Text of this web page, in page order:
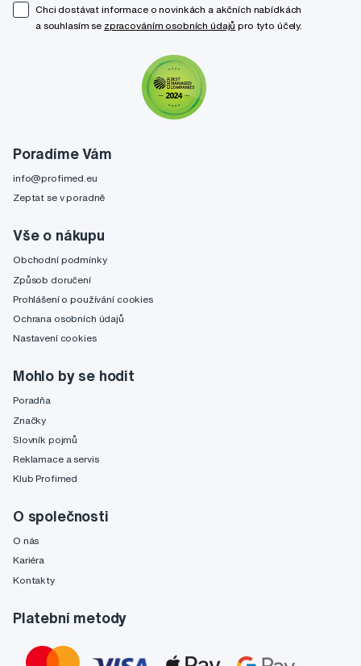
Poradíme Vám
info@profimed.eu
Zeptat se v poradně
Vše o nákupu
Obchodní podmínky
Způsob doručení
Prohlášení o používání cookies
Ochrana osobních údajů
Nastavení cookies
Mohlo by se hodit
Poradňa
Značky
Slovník pojmů
Reklamace a servis
Klub Profimed
O společnosti
O nás
Kariéra
Kontakty
Platební metody
Chci dostávat informace o novinkách a akčních nabídkách
a souhlasím se zpracováním osobních údajů pro tyto účely.